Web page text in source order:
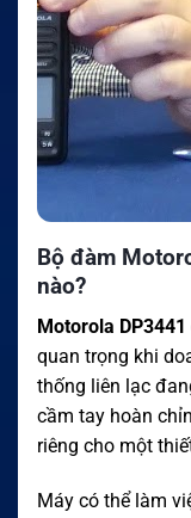
Bộ đàm
nào?
Motorola
quan trọng khi
thống liên lạc
cầm tay hoàn
riêng cho một
Máy có thể làm